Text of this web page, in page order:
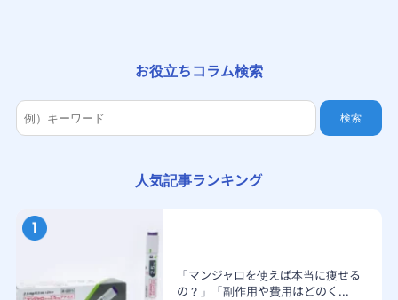
お役立ちコラム検索
検索
人気記事ランキング
「マンジャロを使えば本当に痩せる
の？」「副作用や費用はどのく...